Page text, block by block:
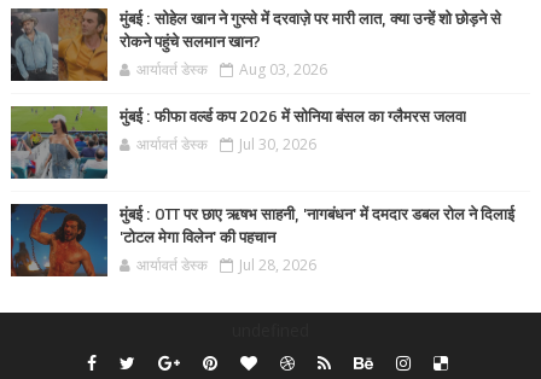
मुंबई : सोहेल खान ने गुस्से में दरवाज़े पर मारी लात, क्या उन्हें शो छोड़ने से
रोकने पहुंचे सलमान खान?
आर्यावर्त डेस्क Aug 03, 2026
मुंबई : फीफा वर्ल्ड कप 2026 में सोनिया बंसल का ग्लैमरस जलवा
आर्यावर्त डेस्क Jul 30, 2026
मुंबई : OTT पर छाए ऋषभ साहनी, 'नागबंधन' में दमदार डबल रोल ने दिलाई
'टोटल मेगा विलेन' की पहचान
आर्यावर्त डेस्क Jul 28, 2026